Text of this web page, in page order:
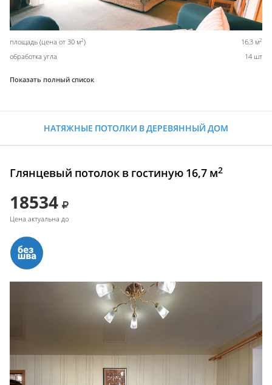
площадь (цена от 30 м2) 16,3 м2
обработка угла 14 шт
Показать полный список
НАТЯЖНЫЕ ПОТОЛКИ В ДЕРЕВЯННЫЙ ДОМ
Глянцевый потолок в гостиную 16,7 м2
18534
Цена актуальна до